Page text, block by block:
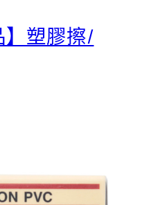
】塑膠擦/